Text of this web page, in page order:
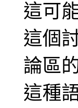
這可
這個
論區
這種